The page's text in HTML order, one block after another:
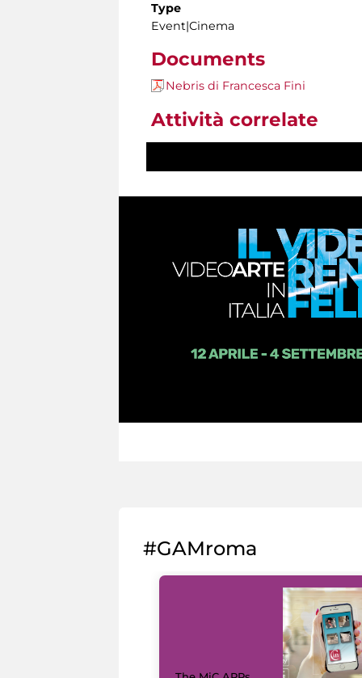
Type
Event|Cinema
Documents
Nebris di Francesca Fini
Attività correlate
#GAMroma